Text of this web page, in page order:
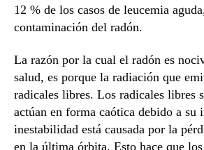
12 % de los casos de leucemia
contaminación del radón.
La razón por la cual el radón es
salud, es porque la radiación que
radicales libres. Los radicales libres
actúan en forma caótica debido a su
inestabilidad está causada por la
en la última órbita. Esto hace que